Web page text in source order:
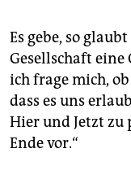
Es gebe, so
Gesellschaft eine
ich frage mich,
dass es uns
Hier und Jetzt zu
Ende vor.“